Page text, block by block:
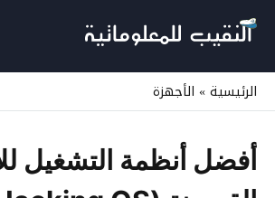
التجاوز
المحتوى
الرئيسية» الأجهزة
أفضل أنظمة التشغيل